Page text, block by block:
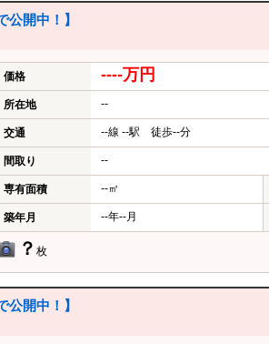
開中！】
価格 ----万円
所在地 --
交通 --線 --駅 徒歩--分
間取り --
専有面積 --㎡
築年月 --年--月
？ 枚
開中！】